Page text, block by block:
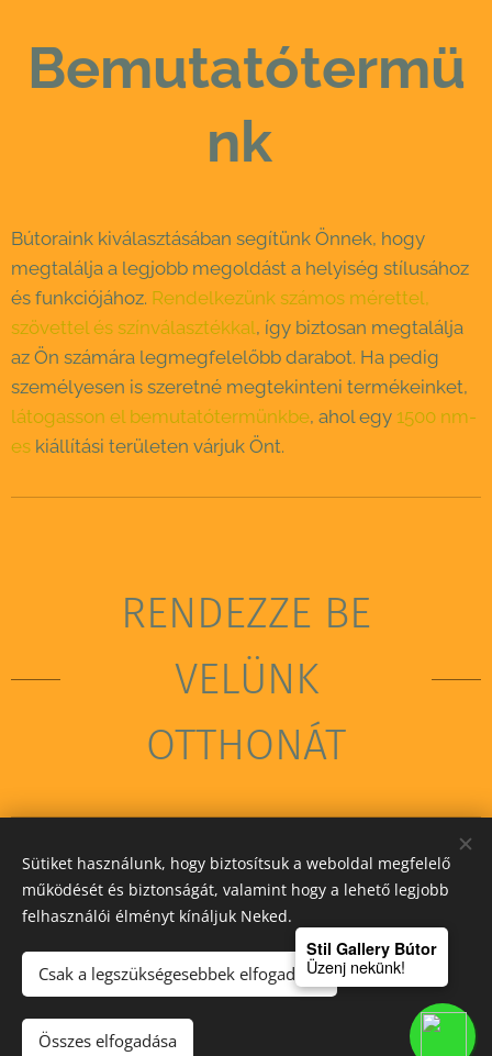
Bemutatótermü
nk
Bútoraink kiválasztásában segítünk Önnek, hogy
megtalálja a legjobb megoldást a helyiség stílusához
és funkciójához. Rendelkezünk számos mérettel,
szövettel és színválasztékkal, így biztosan megtalálja
az Ön számára legmegfelelőbb darabot. Ha pedig
személyesen is szeretné megtekinteni termékeinket,
látogasson el bemutatótermünkbe, ahol egy 1500 nm-
es kiállítási területen várjuk Önt.
RENDEZZE BE
VELÜNK
OTTHONÁT
STIL GALLERY KFT
Sütiket használunk, hogy biztosítsuk a weboldal megfelelő
működését és biztonságát, valamint hogy a lehető legjobb
felhasználói élményt kínáljuk Neked.
Csak a legszükségesebbek elfogadása
Összes elfogadása
Stil Gallery Bútor
Üzenj nekünk!